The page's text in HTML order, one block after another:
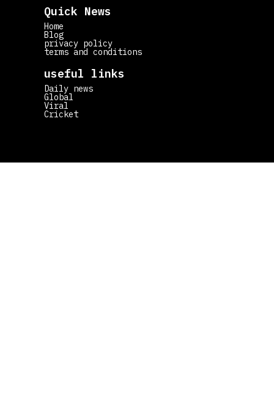
Quick News
Home
Blog
privacy policy
terms and conditions
useful links
Daily news
Global
Viral
Cricket